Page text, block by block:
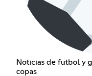
Noticias de futbol y
copas